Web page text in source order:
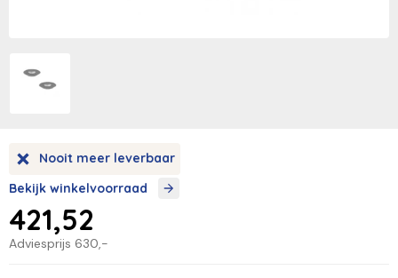
Nooit meer leverbaar
Bekijk winkelvoorraad
Adviesprijs 630,-
421,52